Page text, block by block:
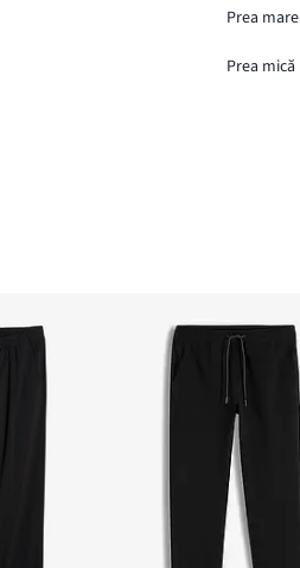
Prea mare
Prea mică